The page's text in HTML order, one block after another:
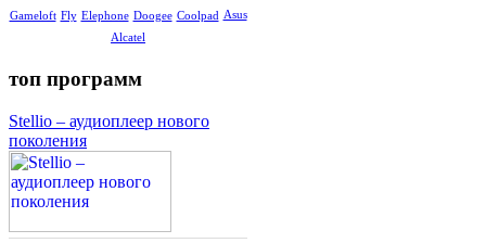
Gameloft Fly Elephone Doogee Coolpad Asus
Alcatel
топ программ
Stellio – аудиоплеер нового
поколения